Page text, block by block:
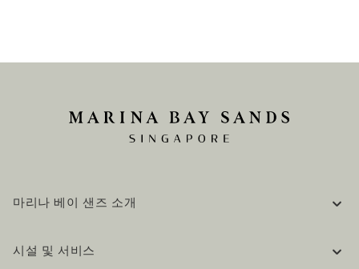
마리나 베이 샌즈 소개
채용 / 커리어
시설 및 서비스